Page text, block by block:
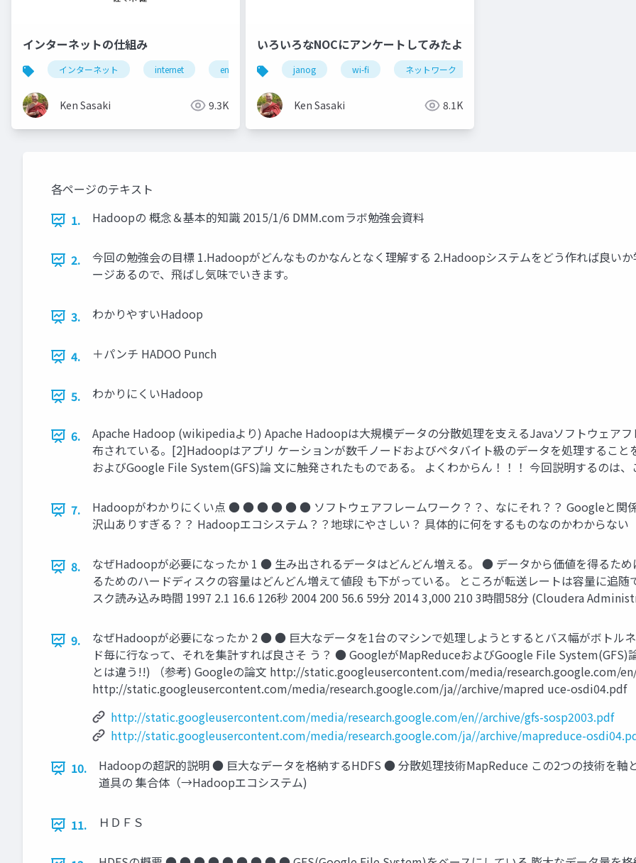
インターネットの仕組み
インターネット internet enpit
Ken Sasaki 9.3K
いろいろなNOCにアンケートしてみたよ
janog wi-fi ネットワーク
Ken Sasaki 8.1K
各ページのテキスト
1.
Hadoopの 概念＆基本的知識 2015/1/6 DMM.comラボ勉強会資料
2.
今回の勉強会の目標 1.Hadoopがどんなものかなんとなく理解する 2.Hadoopシステムをどう作れば良い
ージあるので、飛ばし気味でいきます。
3. わかりやすいHadoop
4. ＋パンチ HADOO Punch
5. わかりにくいHadoop
6.
Apache Hadoop (wikipediaより) Apache Hadoopは大規模データの分散処理を支えるJavaソフトウェア
布されている。[2]Hadoopはアプリ ケーションが数千ノードおよびペタバイト級のデータを処理するこ
およびGoogle File System(GFS)論 文に触発されたものである。 よくわからん！！！ 今回説明するのは、
7.
Hadoopがわかりにくい点 ● ● ● ● ● ● ソフトウェアフレームワーク？？、なにそれ？？ Googleと関
沢山ありすぎる？？ Hadoopエコシステム？？地球にやさしい？ 具体的に何をするものなのかわからない
8.
なぜHadoopが必要になったか 1 ● 生み出されるデータはどんどん増える。 ● データから価値を得るた
るためのハードディスクの容量はどんどん増えて値段 も下がっている。 ところが転送レートは容量に追
スク読み込み時間 1997 2.1 16.6 126秒 2004 200 56.6 59分 2014 3,000 210 3時間58分 (Cloudera
9.
なぜHadoopが必要になったか 2 ● ● 巨大なデータを1台のマシンで処理しようとするとバス幅がボトル
ド毎に行なって、それを集計すれば良さそ う？ ● GoogleがMapReduceおよびGoogle File
とは違う!!) （参考) Googleの論文 http://static.googleusercontent.com/media/research.google.com/
http://static.googleusercontent.com/media/research.google.com/ja//archive/mapred uce-osdi04.pdf
http://static.googleusercontent.com/media/research.google.com/en//archive/gfs-sosp2003.pdf
http://static.googleusercontent.com/media/research.google.com/ja//archive/mapreduce-
10.
Hadoopの超訳的説明 ● 巨大なデータを格納するHDFS ● 分散処理技術MapReduce この2つの技術を軸
道具の 集合体（→Hadoopエコシステム)
11. ＨＤＦＳ